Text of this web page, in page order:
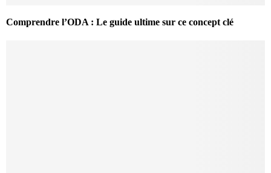
Comprendre l’ODA : Le guide ultime sur ce concept clé